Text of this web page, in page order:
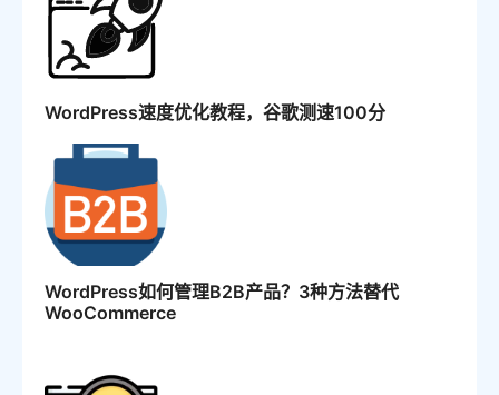
WordPress速度优化教程，谷歌测速100分
WordPress如何管理B2B产品？3种方法替代
WooCommerce